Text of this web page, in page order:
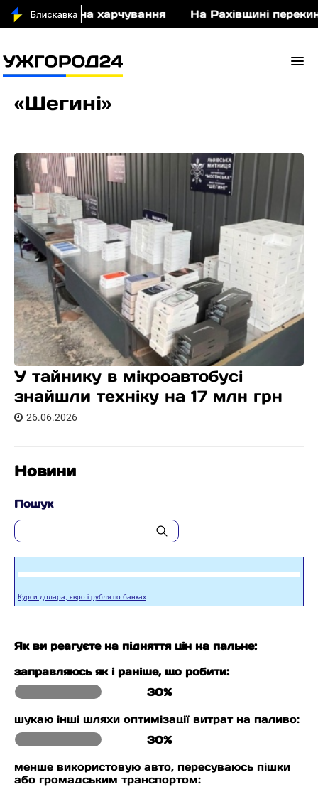
млн грн на харчування На Рахівщині
«Шегині»
У тайнику в мікроавтобусі
знайшли техніку на 17 млн грн
26.06.2026
Новини
Пошук
Курси долара, євро і рубля по банках
Як ви реагуєте на підняття цін на пальне:
заправляюсь як і раніше, що робити:
30%
шукаю інші шляхи оптимізації витрат на паливо:
30%
менше використовую авто, пересуваюсь пішки
або громадським транспортом: